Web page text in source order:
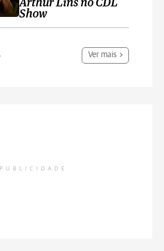
Arthur Lins no CDL
Show
Ver mais
PUBLICIDADE